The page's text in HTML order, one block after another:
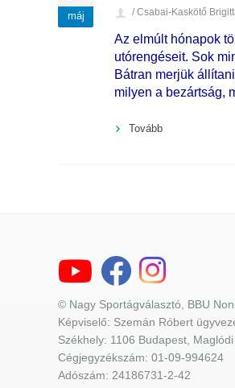
máj / Csabai-Kaskötő
Az elmúlt hónapok
utórengéseit. Sok
Bátran merjük
milyen a bezártság,
Tovább
© Nagy Sportágválasztó, BBU
Képviselő: Szemán Róbert
Székhely: 1106 Budapest,
Cégjegyzékszám: 01-09-994624
Adószám: 24186731-2-42